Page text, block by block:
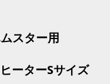
スター用
ーターSサイズ